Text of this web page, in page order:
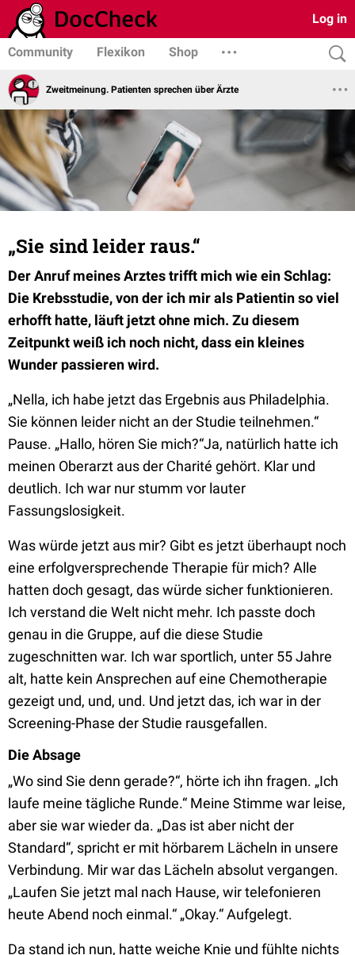
Log in
Community Flexikon Shop
Zweitmeinung. Patienten sprechen über Ärzte
„Sie sind leider raus.“
Der Anruf meines Arztes trifft mich wie ein Schlag:
Die Krebsstudie, von der ich mir als Patientin so viel
erhofft hatte, läuft jetzt ohne mich. Zu diesem
Zeitpunkt weiß ich noch nicht, dass ein kleines
Wunder passieren wird.
„Nella, ich habe jetzt das Ergebnis aus Philadelphia.
Sie können leider nicht an der Studie teilnehmen.“
Pause. „Hallo, hören Sie mich?“Ja, natürlich hatte ich
meinen Oberarzt aus der Charité gehört. Klar und
deutlich. Ich war nur stumm vor lauter
Fassungslosigkeit.
Was würde jetzt aus mir? Gibt es jetzt überhaupt noch
eine erfolgversprechende Therapie für mich? Alle
hatten doch gesagt, das würde sicher funktionieren.
Ich verstand die Welt nicht mehr. Ich passte doch
genau in die Gruppe, auf die diese Studie
zugeschnitten war. Ich war sportlich, unter 55 Jahre
alt, hatte kein Ansprechen auf eine Chemotherapie
gezeigt und, und, und. Und jetzt das, ich war in der
Screening-Phase der Studie rausgefallen.
Die Absage
„Wo sind Sie denn gerade?“, hörte ich ihn fragen. „Ich
laufe meine tägliche Runde.“ Meine Stimme war leise,
aber sie war wieder da. „Das ist aber nicht der
Standard“, spricht er mit hörbarem Lächeln in unsere
Verbindung. Mir war das Lächeln absolut vergangen.
„Laufen Sie jetzt mal nach Hause, wir telefonieren
heute Abend noch einmal.“ „Okay.“ Aufgelegt.
Da stand ich nun, hatte weiche Knie und fühlte nichts